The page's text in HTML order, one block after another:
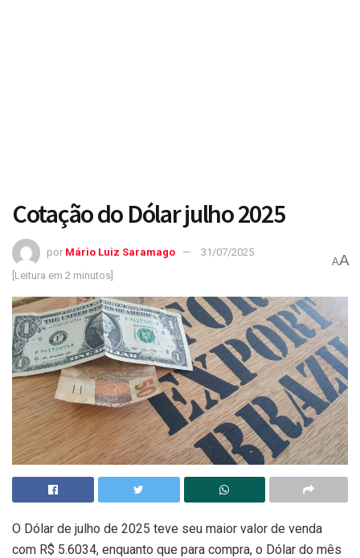
Cotação do Dólar julho 2025
por Mário Luiz Saramago
31/07/2025
[Leitura em 2 minutos]
AA
O Dólar de julho de 2025 teve seu maior valor de venda
com R$ 5.6034, enquanto que para compra, o Dólar do mês